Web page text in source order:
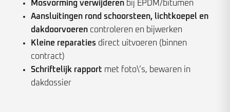
Mosvorming verwijderen bij EPDM/bitumen
Aansluitingen rond schoorsteen, lichtkoepel en
dakdoorvoeren controleren en bijwerken
Kleine reparaties direct uitvoeren (binnen
contract)
Schriftelijk rapport met foto\’s, bewaren in
dakdossier